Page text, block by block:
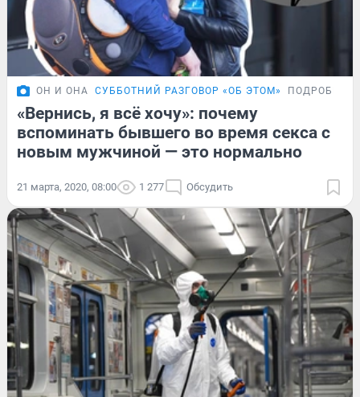
ОН И ОНА СУББОТНИЙ РАЗГОВОР «ОБ ЭТОМ»
«Вернись, я всё хочу»: почему
вспоминать бывшего во время секса с
новым мужчиной — это нормально
21 марта, 2020, 08:00 1 277 Обсудить